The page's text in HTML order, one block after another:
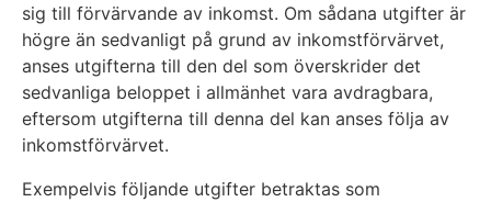
sig till förvärvande av inkomst. Om sådana utgifter är
högre än sedvanligt på grund av inkomstförvärvet,
anses utgifterna till den del som överskrider det
sedvanliga beloppet i allmänhet vara avdragbara,
eftersom utgifterna till denna del kan anses följa av
inkomstförvärvet.
Exempelvis följande utgifter betraktas som